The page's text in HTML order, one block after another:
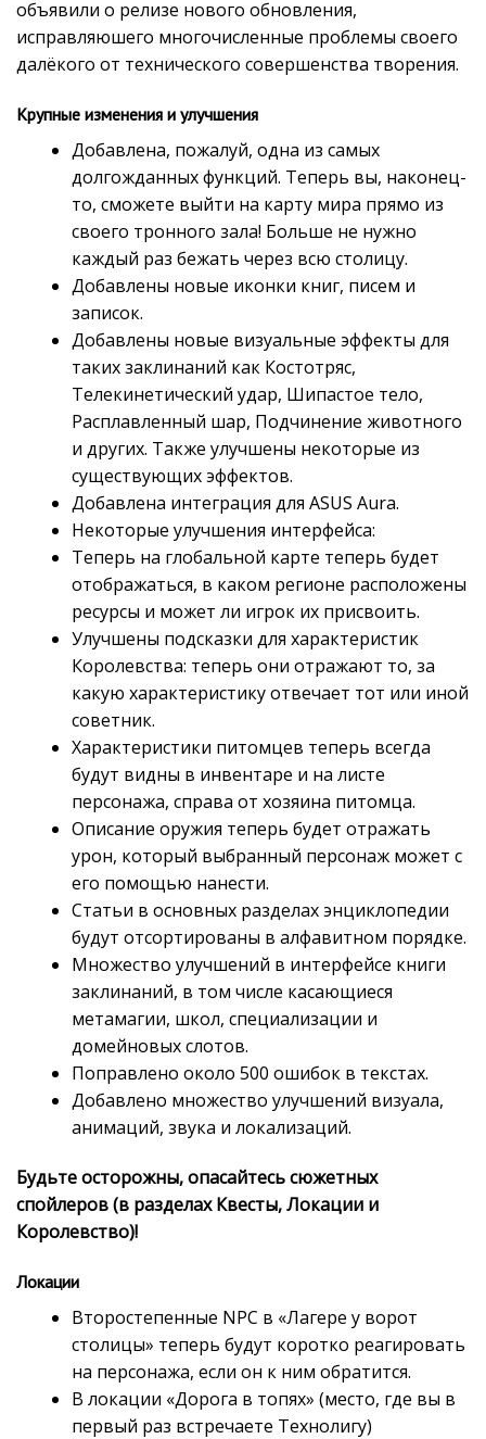
объявили о релизе нового обновления,
исправляюшего многочисленные проблемы своего
далёкого от технического совершенства творения.
Крупные изменения и улучшения
Добавлена, пожалуй, одна из самых
долгожданных функций. Теперь вы, наконец-
то, сможете выйти на карту мира прямо из
своего тронного зала! Больше не нужно
каждый раз бежать через всю столицу.
Добавлены новые иконки книг, писем и
записок.
Добавлены новые визуальные эффекты для
таких заклинаний как Костотряс,
Телекинетический удар, Шипастое тело,
Расплавленный шар, Подчинение животного
и других. Также улучшены некоторые из
существующих эффектов.
Добавлена интеграция для ASUS Aura.
Некоторые улучшения интерфейса:
Теперь на глобальной карте теперь будет
отображаться, в каком регионе расположены
ресурсы и может ли игрок их присвоить.
Улучшены подсказки для характеристик
Королевства: теперь они отражают то, за
какую характеристику отвечает тот или иной
советник.
Характеристики питомцев теперь всегда
будут видны в инвентаре и на листе
персонажа, справа от хозяина питомца.
Описание оружия теперь будет отражать
урон, который выбранный персонаж может с
его помощью нанести.
Статьи в основных разделах энциклопедии
будут отсортированы в алфавитном порядке.
Множество улучшений в интерфейсе книги
заклинаний, в том числе касающиеся
метамагии, школ, специализации и
домейновых слотов.
Поправлено около 500 ошибок в текстах.
Добавлено множество улучшений визуала,
анимаций, звука и локализаций.
Будьте осторожны, опасайтесь сюжетных
спойлеров (в разделах Квесты, Локации и
Королевство)!
Локации
Второстепенные NPC в «Лагере у ворот
столицы» теперь будут коротко реагировать
на персонажа, если он к ним обратится.
В локации «Дорога в топях» (место, где вы в
первый раз встречаете Технолигу)